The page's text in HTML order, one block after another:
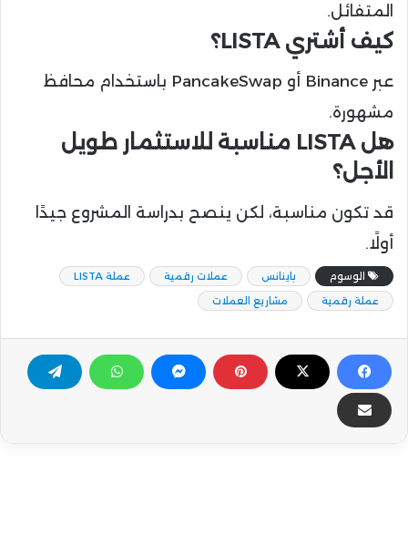
المتفائل.
كيف أشتري LISTA؟
عبر Binance أو PancakeSwap باستخدام محافظ
مشهورة.
هل LISTA مناسبة للاستثمار طويل
الأجل؟
قد تكون مناسبة، لكن ينصح بدراسة المشروع جيدًا
أولًا.
الوسوم باينانس عملات رقمية
عملة LISTA
عملة رقمية
مشاريع العملات